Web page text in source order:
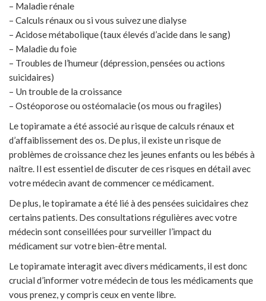
– Maladie rénale
– Calculs rénaux ou si vous suivez une dialyse
– Acidose métabolique (taux élevés d’acide dans le sang)
– Maladie du foie
– Troubles de l’humeur (dépression, pensées ou actions
suicidaires)
– Un trouble de la croissance
– Ostéoporose ou ostéomalacie (os mous ou fragiles)
Le topiramate a été associé au risque de calculs rénaux et
d’affaiblissement des os. De plus, il existe un risque de
problèmes de croissance chez les jeunes enfants ou les bébés à
naître. Il est essentiel de discuter de ces risques en détail avec
votre médecin avant de commencer ce médicament.
De plus, le topiramate a été lié à des pensées suicidaires chez
certains patients. Des consultations régulières avec votre
médecin sont conseillées pour surveiller l’impact du
médicament sur votre bien-être mental.
Le topiramate interagit avec divers médicaments, il est donc
crucial d’informer votre médecin de tous les médicaments que
vous prenez, y compris ceux en vente libre.